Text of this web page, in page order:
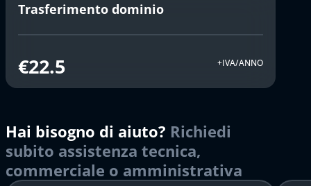
Trasferimento dominio
€22.5 +IVA/ANNO
Hai bisogno di aiuto? Richiedi
subito assistenza tecnica,
commerciale o amministrativa